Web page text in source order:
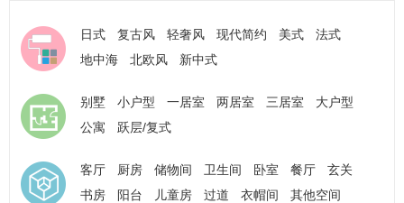
【瓷砖选购技巧】家装瓷砖选材常识，防滑耐磨不踩坑
【墙面装修选材】墙面乳胶漆vs墙布，2026选材避坑常识
卫生间干湿分离升级方案，解决潮湿异味难题
厨房动线优化设计技巧，打造高效实用烹饪空间
日式 复古风 轻奢风 现代简约 美式
法式
地中海
北欧风 新中式
别墅 小户型 一居室 两居室 三居室
大户型
公寓
跃层/复式
客厅 厨房 储物间 卫生间 卧室 餐厅
玄关
书房
阳台 儿童房 过道 衣帽间 其他空间